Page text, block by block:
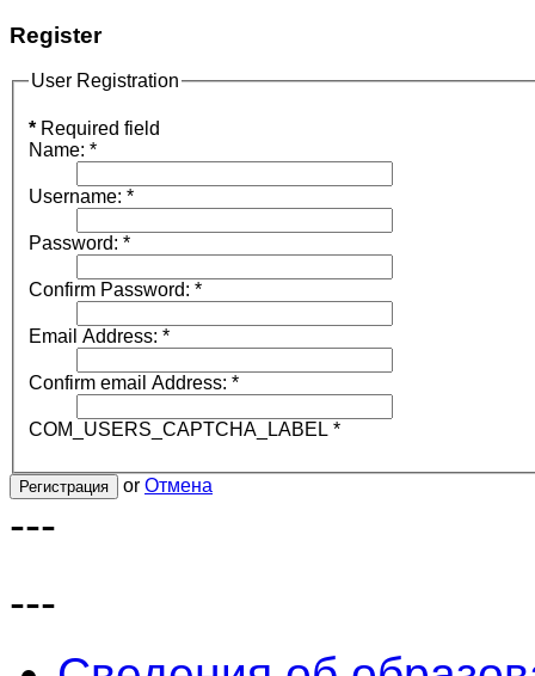
Register
User Registration
* Required field
Name: *
Username: *
Password: *
Confirm Password: *
Email Address: *
Confirm email Address: *
COM_USERS_CAPTCHA_LABEL *
Регистрация or Отмена
---
---